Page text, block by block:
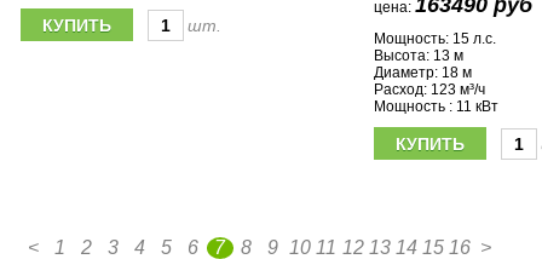
шт.
цена: 163490 руб
Мощность: 15 л.с.
Высота: 13 м
Диаметр: 18 м
Расход: 123 м³/ч
Мощность : 11 кВт
< 1 2 3 4 5 6 7 8 9 10 11 12 13 14 15 16 >